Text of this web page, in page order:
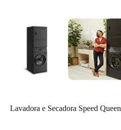
Lavadora e Secadora Speed Queen